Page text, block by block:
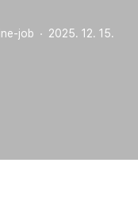
job 2025. 12. 15.